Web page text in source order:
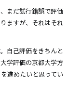
まだ試行錯誤で評価
ますが、それはそれ
自己評価をきちんと
学評価の京都大学方
進めたいと思ってい